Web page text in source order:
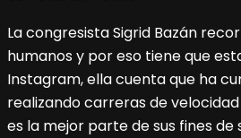
La congresista Sigrid Bazán
humanos y por eso tiene que
Instagram, ella cuenta que ha
realizando carreras de
es la mejor parte de sus fines de